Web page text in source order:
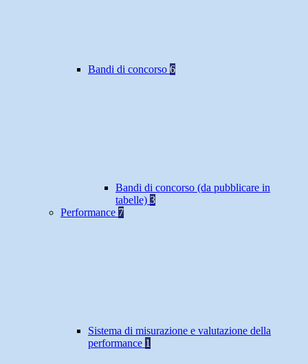
Bandi di concorso 6
Bandi di concorso (da pubblicare in
tabelle) 3
Performance 7
Sistema di misurazione e valutazione della
performance 1